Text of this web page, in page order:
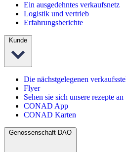
Ein ausgedehntes verkaufsnetz
Logistik und vertrieb
Erfahrungsberichte
Kunde
Die nächstgelegenen
Flyer
Sehen sie sich unsere rezepte an
CONAD App
CONAD Karten
Genossenschaft DAO